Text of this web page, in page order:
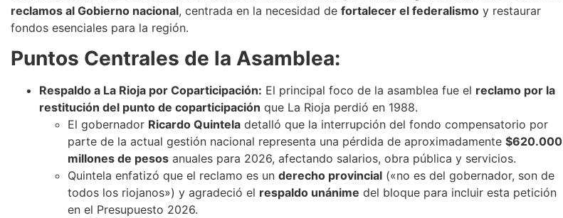
reclamos al Gobierno nacional, centrada en la necesidad de fortalecer el federalismo y restaurar
fondos esenciales para la región.
Puntos Centrales de la Asamblea:
Respaldo a La Rioja por Coparticipación: El principal foco de la asamblea fue el reclamo por la
restitución del punto de coparticipación que La Rioja perdió en 1988.
El gobernador Ricardo Quintela detalló que la interrupción del fondo compensatorio por
parte de la actual gestión nacional representa una pérdida de aproximadamente $620.000
millones de pesos anuales para 2026, afectando salarios, obra pública y servicios.
Quintela enfatizó que el reclamo es un derecho provincial («no es del gobernador, son de
todos los riojanos») y agradeció el respaldo unánime del bloque para incluir esta petición
en el Presupuesto 2026.